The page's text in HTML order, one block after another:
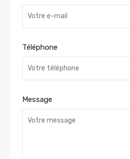
Téléphone
Message